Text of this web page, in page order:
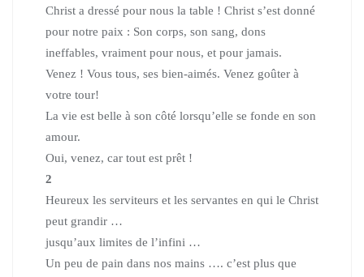
Christ a dressé pour nous la table ! Christ s’est donné
pour notre paix : Son corps, son sang, dons
ineffables, vraiment pour nous, et pour jamais.
Venez ! Vous tous, ses bien-aimés. Venez goûter à
votre tour!
La vie est belle à son côté lorsqu’elle se fonde en son
amour.
Oui, venez, car tout est prêt !
2
Heureux les serviteurs et les servantes en qui le Christ
peut grandir …
jusqu’aux limites de l’infini …
Un peu de pain dans nos mains …. c’est plus que